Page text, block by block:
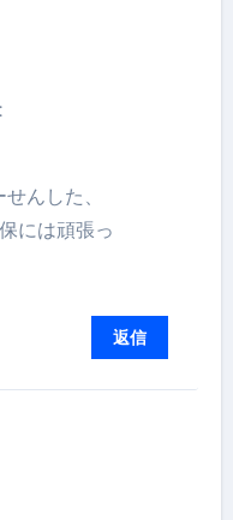
んした、
には頑張っ
返信